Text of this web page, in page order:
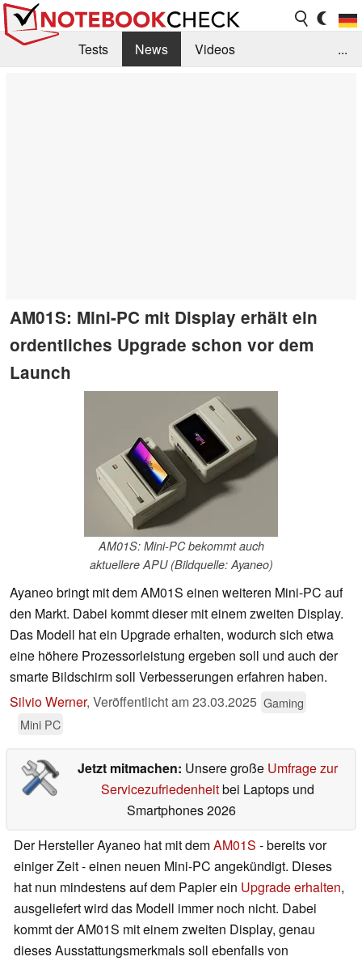
Tests News
Videos
...
AM01S: Mini-PC mit Display erhält ein
ordentliches Upgrade schon vor dem
Launch
AM01S: Mini-PC bekommt auch
aktuellere APU (Bildquelle: Ayaneo)
Ayaneo bringt mit dem AM01S einen weiteren Mini-PC auf
den Markt. Dabei kommt dieser mit einem zweiten Display.
Das Modell hat ein Upgrade erhalten, wodurch sich etwa
eine höhere Prozessorleistung ergeben soll und auch der
smarte Bildschirm soll Verbesserungen erfahren haben.
Silvio Werner, Veröffentlicht am23.03.2025 Gaming
Mini PC
Jetzt mitmachen: Unsere große Umfrage zur
Servicezufriedenheitbei Laptops und
Smartphones 2026
Der Hersteller Ayaneo hat mit demAM01S - bereits vor
einiger Zeit - einen neuen Mini-PC angekündigt. Dieses
hat nun mindestens auf dem Papier ein Upgrade erhalten,
ausgeliefert wird das Modell immer noch nicht. Dabei
kommt der AM01S mit einem zweiten Display, genau
dieses Ausstattungsmerkmals soll ebenfalls von